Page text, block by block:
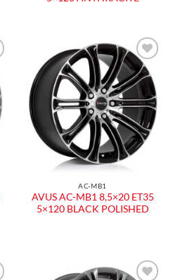
AC-MB1
AVUS AC-MB1 8,5×20 ET35
5×120 BLACK POLISHED